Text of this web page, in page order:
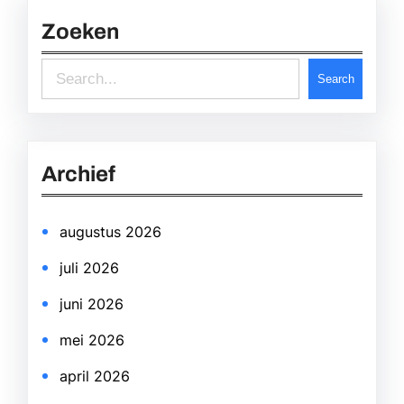
Zoeken
e
c
Search
Archief
augustus 2026
juli 2026
juni 2026
mei 2026
april 2026